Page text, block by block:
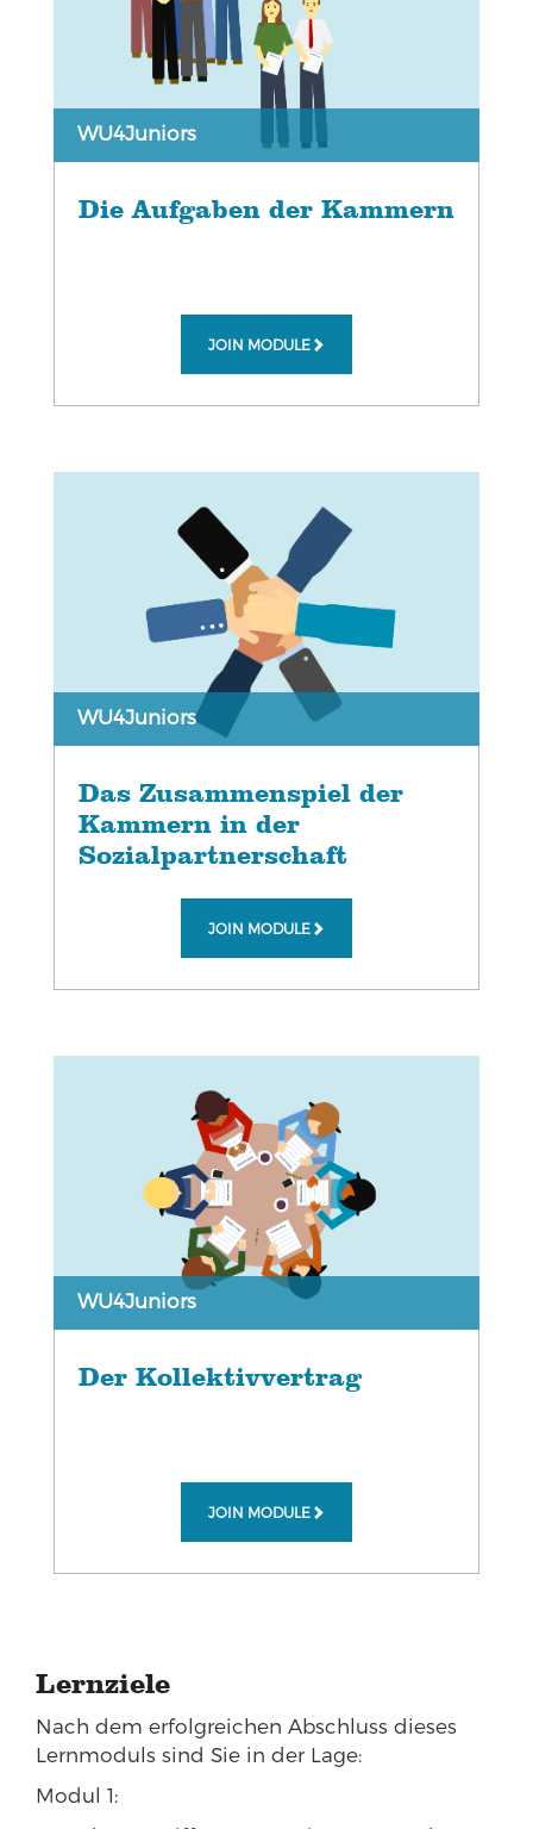
WU4Juniors
Die Aufgaben der Kammern
JOIN MODULE
WU4Juniors
Das Zusammenspiel der
Kammern in der
Sozialpartnerschaft
JOIN MODULE
WU4Juniors
Der Kollektivvertrag
JOIN MODULE
Lernziele
Nach dem erfolgreichen Abschluss dieses
Lernmoduls sind Sie in der Lage:
Modul 1: